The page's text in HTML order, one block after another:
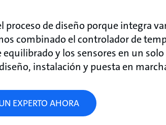
proceso de diseño porque integra
combinado el controlador de
equilibrado y los sensores en un
instalación y puesta en
EXPERTO AHORA